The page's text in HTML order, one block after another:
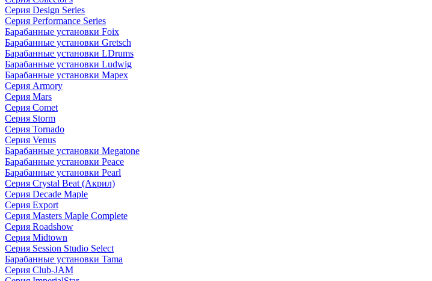
Серия Design Series
Серия Performance Series
Барабанные установки Foix
Барабанные установки Gretsch
Барабанные установки LDrums
Барабанные установки Ludwig
Барабанные установки Mapex
Серия Armory
Серия Mars
Серия Comet
Серия Storm
Серия Tornado
Серия Venus
Барабанные установки Megatone
Барабанные установки Peace
Барабанные установки Pearl
Серия Crystal Beat (Акрил)
Серия Decade Maple
Серия Export
Серия Masters Maple Complete
Серия Roadshow
Серия Midtown
Серия Session Studio Select
Барабанные установки Tama
Серия Club-JAM